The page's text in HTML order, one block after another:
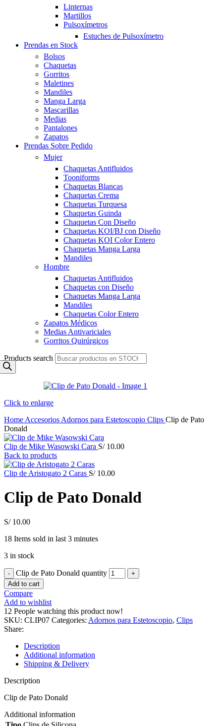
Linternas
Martillos
Pulsoxímetros
Estuches de Pulsoxímetro
Prendas en Stock
Bolsos
Chaquetas
Gorritos
Maletines
Mandiles
Manga Larga
Mascarillas
Medias
Pantalones
Zapatos
Prendas Sobre Pedido
Mujer
Chaquetas Antifluidos
Tooniforms
Chaquetas Blancas
Chaquetas Crema
Chaquetas Turquesa
Chaquetas Guinda
Chaquetas Con Diseño
Chaquetas KOI/BJ con Diseño
Chaquetas KOI Color Entero
Chaquetas Manga Larga
Mandiles
Hombre
Chaquetas Antifluidos
Chaquetas con Diseño
Chaquetas Manga Larga
Mandiles
Chaquetas Color Entero
Zapatos Médicos
Medias Antivariciales
Gorritos Quirúrgicos
Products search
Click to enlarge
Home Accesorios Adornos para Estetoscopio Clips Clip de Pato
Donald
Clip de Mike Wasowski Cara S/10.00
Back to products
Clip de Aristogato 2 Caras S/10.00
Clip de Pato Donald
S/10.00
18 Items sold in last 3 minutes
3 in stock
Clip de Pato Donald quantity
Add to cart
Compare
Add to wishlist
12 People watching this product now!
SKU: CLIP07 Categories: Adornos para Estetoscopio, Clips
Share:
Description
Additional information
Shipping & Delivery
Description
Clip de Pato Donald
Additional information